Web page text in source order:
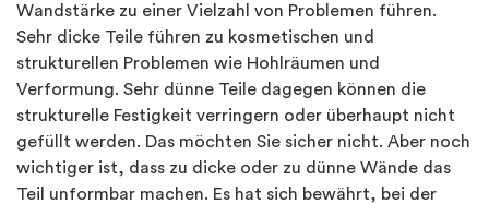
Wandstärke zu einer Vielzahl von Problemen führen.
Sehr dicke Teile führen zu kosmetischen und
strukturellen Problemen wie Hohlräumen und
Verformung. Sehr dünne Teile dagegen können die
strukturelle Festigkeit verringern oder überhaupt nicht
gefüllt werden. Das möchten Sie sicher nicht. Aber noch
wichtiger ist, dass zu dicke oder zu dünne Wände das
Teil unformbar machen. Es hat sich bewährt, bei der